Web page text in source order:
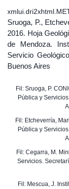
Sruoga, P.,
2016. Hoja
de Mendoza.
Servicio
Buenos Aires
Fil: Sruoga, P.
Pública y
Fil: Etcheverría,
Pública y
Fil: Cegarra, M.
Servicios.
Fil: Mescua, J.